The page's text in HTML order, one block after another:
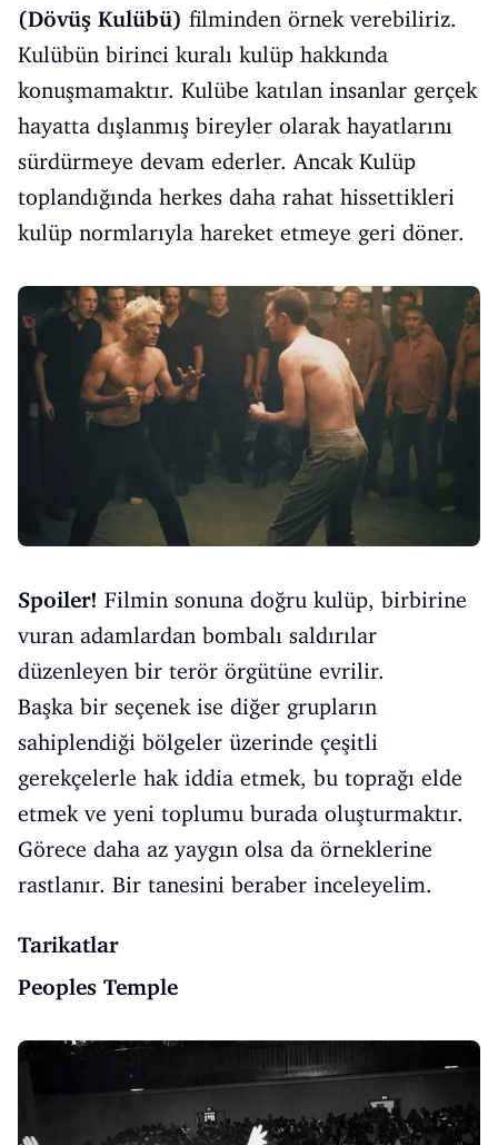
(Dövüş Kulübü) filminden örnek verebiliriz.
Kulübün birinci kuralı kulüp hakkında
konuşmamaktır. Kulübe katılan insanlar gerçek
hayatta dışlanmış bireyler olarak hayatlarını
sürdürmeye devam ederler. Ancak Kulüp
toplandığında herkes daha rahat hissettikleri
kulüp normlarıyla hareket etmeye geri döner.
Spoiler! Filmin sonuna doğru kulüp, birbirine
vuran adamlardan bombalı saldırılar
düzenleyen bir terör örgütüne evrilir.
Başka bir seçenek ise diğer grupların
sahiplendiği bölgeler üzerinde çeşitli
gerekçelerle hak iddia etmek, bu toprağı elde
etmek ve yeni toplumu burada oluşturmaktır.
Görece daha az yaygın olsa da örneklerine
rastlanır. Bir tanesini beraber inceleyelim.
Tarikatlar
Peoples Temple